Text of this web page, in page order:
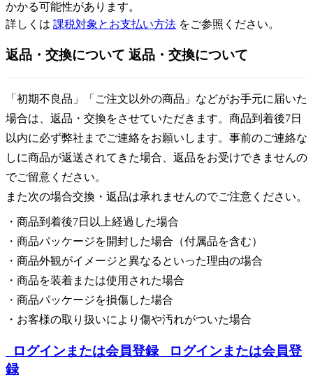
かかる可能性があります。
詳しくは 課税対象とお支払い方法 をご参照ください。
返品・交換について 返品・交換について
「初期不良品」「ご注文以外の商品」などがお手元に届いた
場合は、返品・交換をさせていただきます。商品到着後7日
以内に必ず弊社までご連絡をお願いします。事前のご連絡な
しに商品が返送されてきた場合、返品をお受けできませんの
でご留意ください。
また次の場合交換・返品は承れませんのでご注意ください。
・商品到着後7日以上経過した場合
・商品パッケージを開封した場合（付属品を含む）
・商品外観がイメージと異なるといった理由の場合
・商品を装着または使用された場合
・商品パッケージを損傷した場合
・お客様の取り扱いにより傷や汚れがついた場合
ログインまたは会員登録
ログインまたは会員登
録